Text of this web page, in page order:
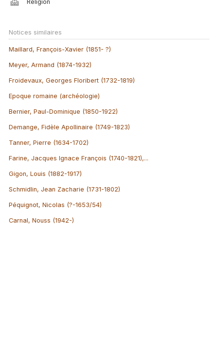
Religion
Notices similaires
Maillard, François-Xavier (1851- ?)
Meyer, Armand (1874-1932)
Froidevaux, Georges Floribert (1732-1819)
Epoque romaine (archéologie)
Bernier, Paul-Dominique (1850-1922)
Demange, Fidèle Apollinaire (1749-1823)
Tanner, Pierre (1634-1702)
Farine, Jacques Ignace François (1740-1821),...
Gigon, Louis (1882-1917)
Schmidlin, Jean Zacharie (1731-1802)
Péquignot, Nicolas (?-1653/54)
Carnal, Nouss (1942-)